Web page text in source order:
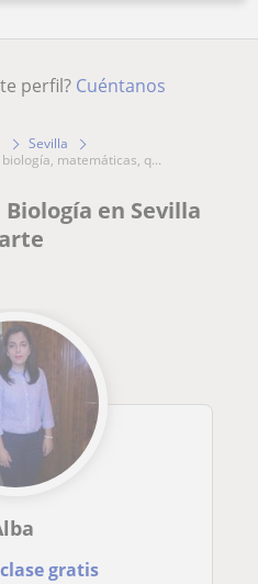
perfil? Cuéntanos
Sevilla
matemáticas, q...
en Sevilla
gratis